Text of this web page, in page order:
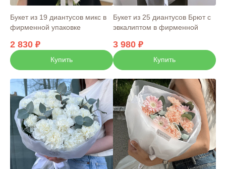
Букет из 19 диантусов микс в
фирменной упаковке
2 830
Купить
Букет из 25 диантусов Брют с
эвкалиптом в фирменной
3 980
Купить